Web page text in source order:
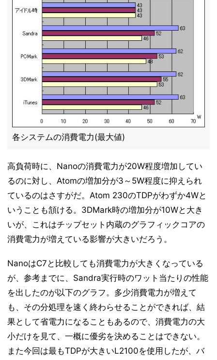
各システムの消費電力(最大値)
高負荷時に、Nanoの消費電力が20W程度増加してい
るのに対し、Atomの増加分が3～5W程度に抑えられ
ているのはさすがだ。Atom 230のTDPがわずか4Wと
いうことも頷ける。3DMark時の増加分が10Wと大き
いが、これはチップセット内蔵のグラフィックコアの
消費電力が増えている影響が大きいだろう。
NanoはC7と比較しても消費電力が大きくなっている
が、参考までに、Sandra実行時のワット当たりの性能
を出したのが以下のグラフ。多少消費電力が増えて
も、その分処理を速く終わらせることができれば、結
果として省電力になることもあるので、消費電力の大
小だけを見て、一概に優劣を決めることはできない。
また今回は最もTDPが大きいL2100を使用したが、バ